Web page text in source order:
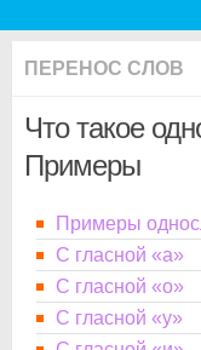
ПЕРЕНОС СЛОВ
Что такое
Примеры
Примеры
С гласной «а»
С гласной «о»
С гласной «у»